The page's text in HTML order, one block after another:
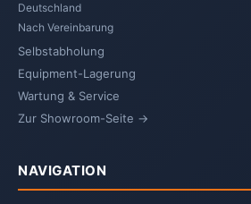
Deutschland
Nach Vereinbarung
Selbstabholung
Equipment-Lagerung
Wartung & Service
Zur Showroom-Seite →
NAVIGATION